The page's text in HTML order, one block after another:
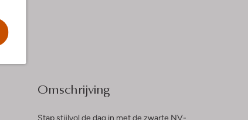
Omschrijving
Stap stijlvol de dag in met de zwarte NV-